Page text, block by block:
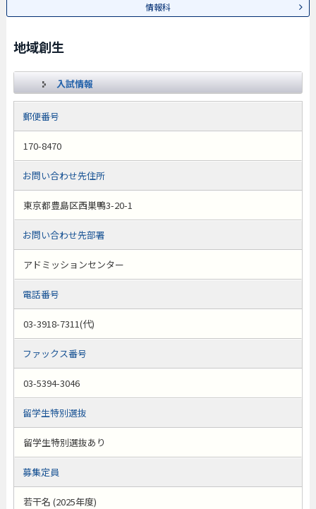
情報科
地域創生
入試情報
郵便番号
170-8470
お問い合わせ先住所
東京都豊島区西巣鴨3-20-1
お問い合わせ先部署
アドミッションセンター
電話番号
03-3918-7311(代)
ファックス番号
03-5394-3046
留学生特別選抜
留学生特別選抜あり
募集定員
若干名 (2025年度)